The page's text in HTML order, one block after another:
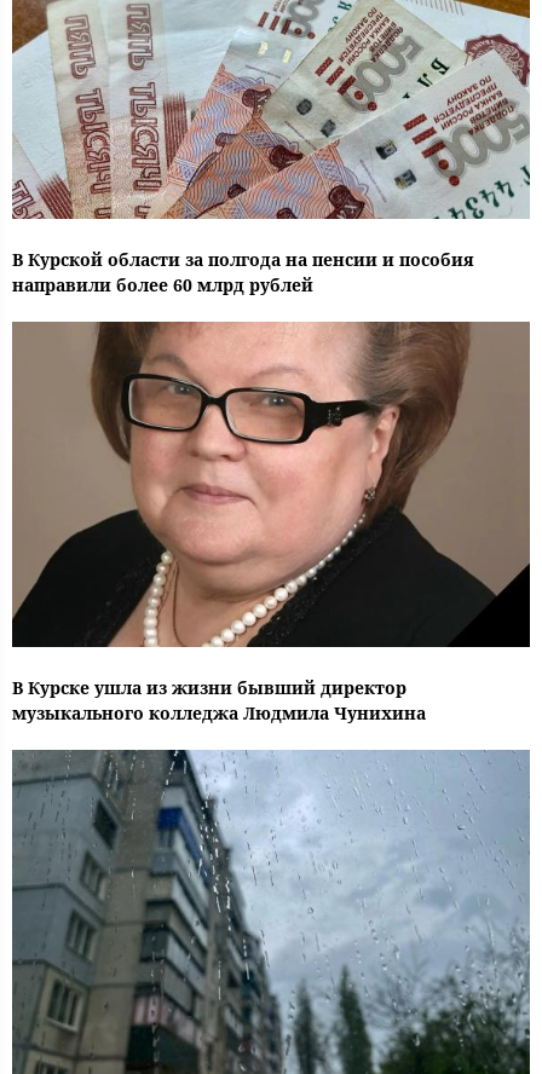
В Курской области за полгода на пенсии и пособия
направили более 60 млрд рублей
В Курске ушла из жизни бывший директор
музыкального колледжа Людмила Чунихина